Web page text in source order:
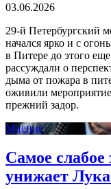
03.06.2026
29-й Петербургский
начался ярко и с
в Питере до этого
рассуждали о
дыма от пожара в
оживили
прежний задор.
Мнение
Самое
унижает